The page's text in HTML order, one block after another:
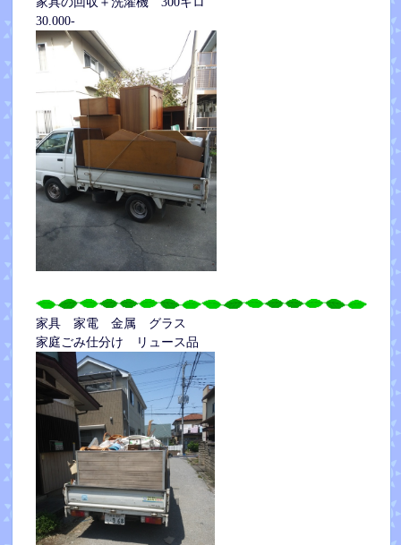
30.000-
家具 家電 金属 グラス
家庭ごみ仕分け リュース品